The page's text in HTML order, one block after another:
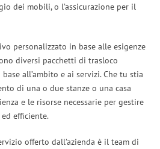
dei mobili, o l’assicurazione per il
personalizzato in base alle esigenze
diversi pacchetti di trasloco
all’ambito e ai servizi. Che tu stia
di una o due stanze o una casa
e le risorse necessarie per gestire
efficiente.
offerto dall’azienda è il team di